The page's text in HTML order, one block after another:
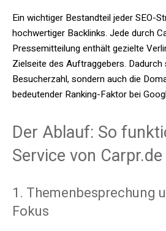
Ein wichtiger Bestandteil jeder SEO-
hochwertiger Backlinks. Jede durch
Pressemitteilung enthält gezielte
Zielseite des Auftraggebers.
Besucherzahl, sondern auch die
bedeutender Ranking-Faktor bei
Der Ablauf: So
Service von Carpr.de
1. Themenbesprechung
Fokus